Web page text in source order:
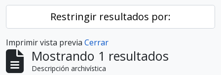
Restringir resultados por:
Imprimir vista previa Cerrar
Mostrando 1 resultados
Descripción archivística